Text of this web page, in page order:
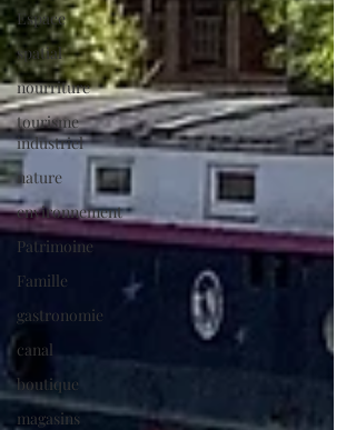
Espace
spatial
nourriture
tourisme
industriel
nature
environnement
Patrimoine
Famille
gastronomie
canal
boutique
magasins